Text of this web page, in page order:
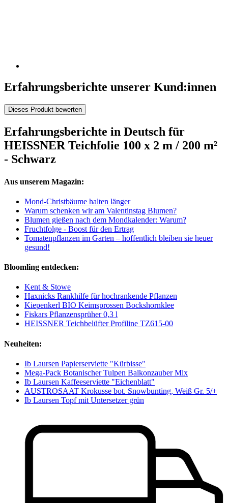
Erfahrungsberichte unserer Kund:innen
Dieses Produkt bewerten
Erfahrungsberichte in Deutsch für
HEISSNER Teichfolie 100 x 2 m / 200 m²
- Schwarz
Aus unserem Magazin:
Mond-Christbäume halten länger
Warum schenken wir am Valentinstag Blumen?
Blumen gießen nach dem Mondkalender: Warum?
Fruchtfolge - Boost für den Ertrag
Tomatenpflanzen im Garten – hoffentlich bleiben sie heuer
gesund!
Bloomling entdecken:
Kent & Stowe
Haxnicks Rankhilfe für hochrankende Pflanzen
Kiepenkerl BIO Keimsprossen Bockshornklee
Fiskars Pflanzensprüher 0,3 l
HEISSNER Teichbelüfter Profiline TZ615-00
Neuheiten:
Ib Laursen Papierserviette "Kürbisse"
Mega-Pack Botanischer Tulpen Balkonzauber Mix
Ib Laursen Kaffeeserviette "Eichenblatt"
AUSTROSAAT Krokusse bot. Snowbunting, Weiß Gr. 5/+
Ib Laursen Topf mit Untersetzer grün